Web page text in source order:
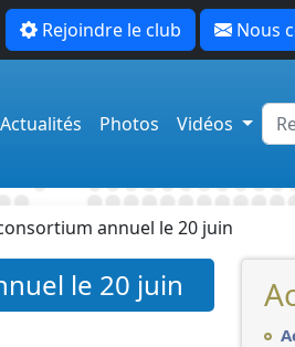
Rejoindre le club Nous
Actualités Photos Vidéos
annuel le 20 juin
le 20 juin